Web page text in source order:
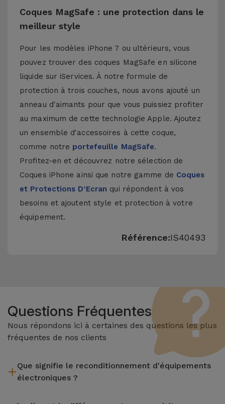
Coques MagSafe : une protection dans le
meilleur style
Pour les modèles iPhone 7 ou ultérieurs, vous
pouvez trouver des coques MagSafe en silicone
liquide sur iServices. À notre formule de
protection à trois couches, nous avons ajouté un
anneau d'aimants pour que vous puissiez profiter
au maximum de cette technologie Apple. Ajoutez
un ensemble d'accessoires à cette coque,
comme notre portefeuille MagSafe.
Profitez-en et découvrez notre sélection de
Coques iPhone ainsi que notre gamme de Coques
et Protections D'Ecran qui répondent à vos
besoins et ajoutent style et protection à votre
équipement.
Référence:IS40493
Questions Fréquentes
Nous répondons ici à certaines des questions les plus
fréquentes de nos clients
Que signifie le reconditionnement d'équipements
électroniques ?